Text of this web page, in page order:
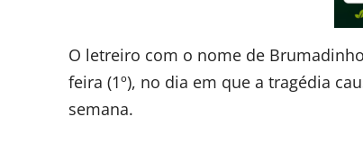
O letreiro com o nome de
feira (1º), no dia em que a tragédia
semana.